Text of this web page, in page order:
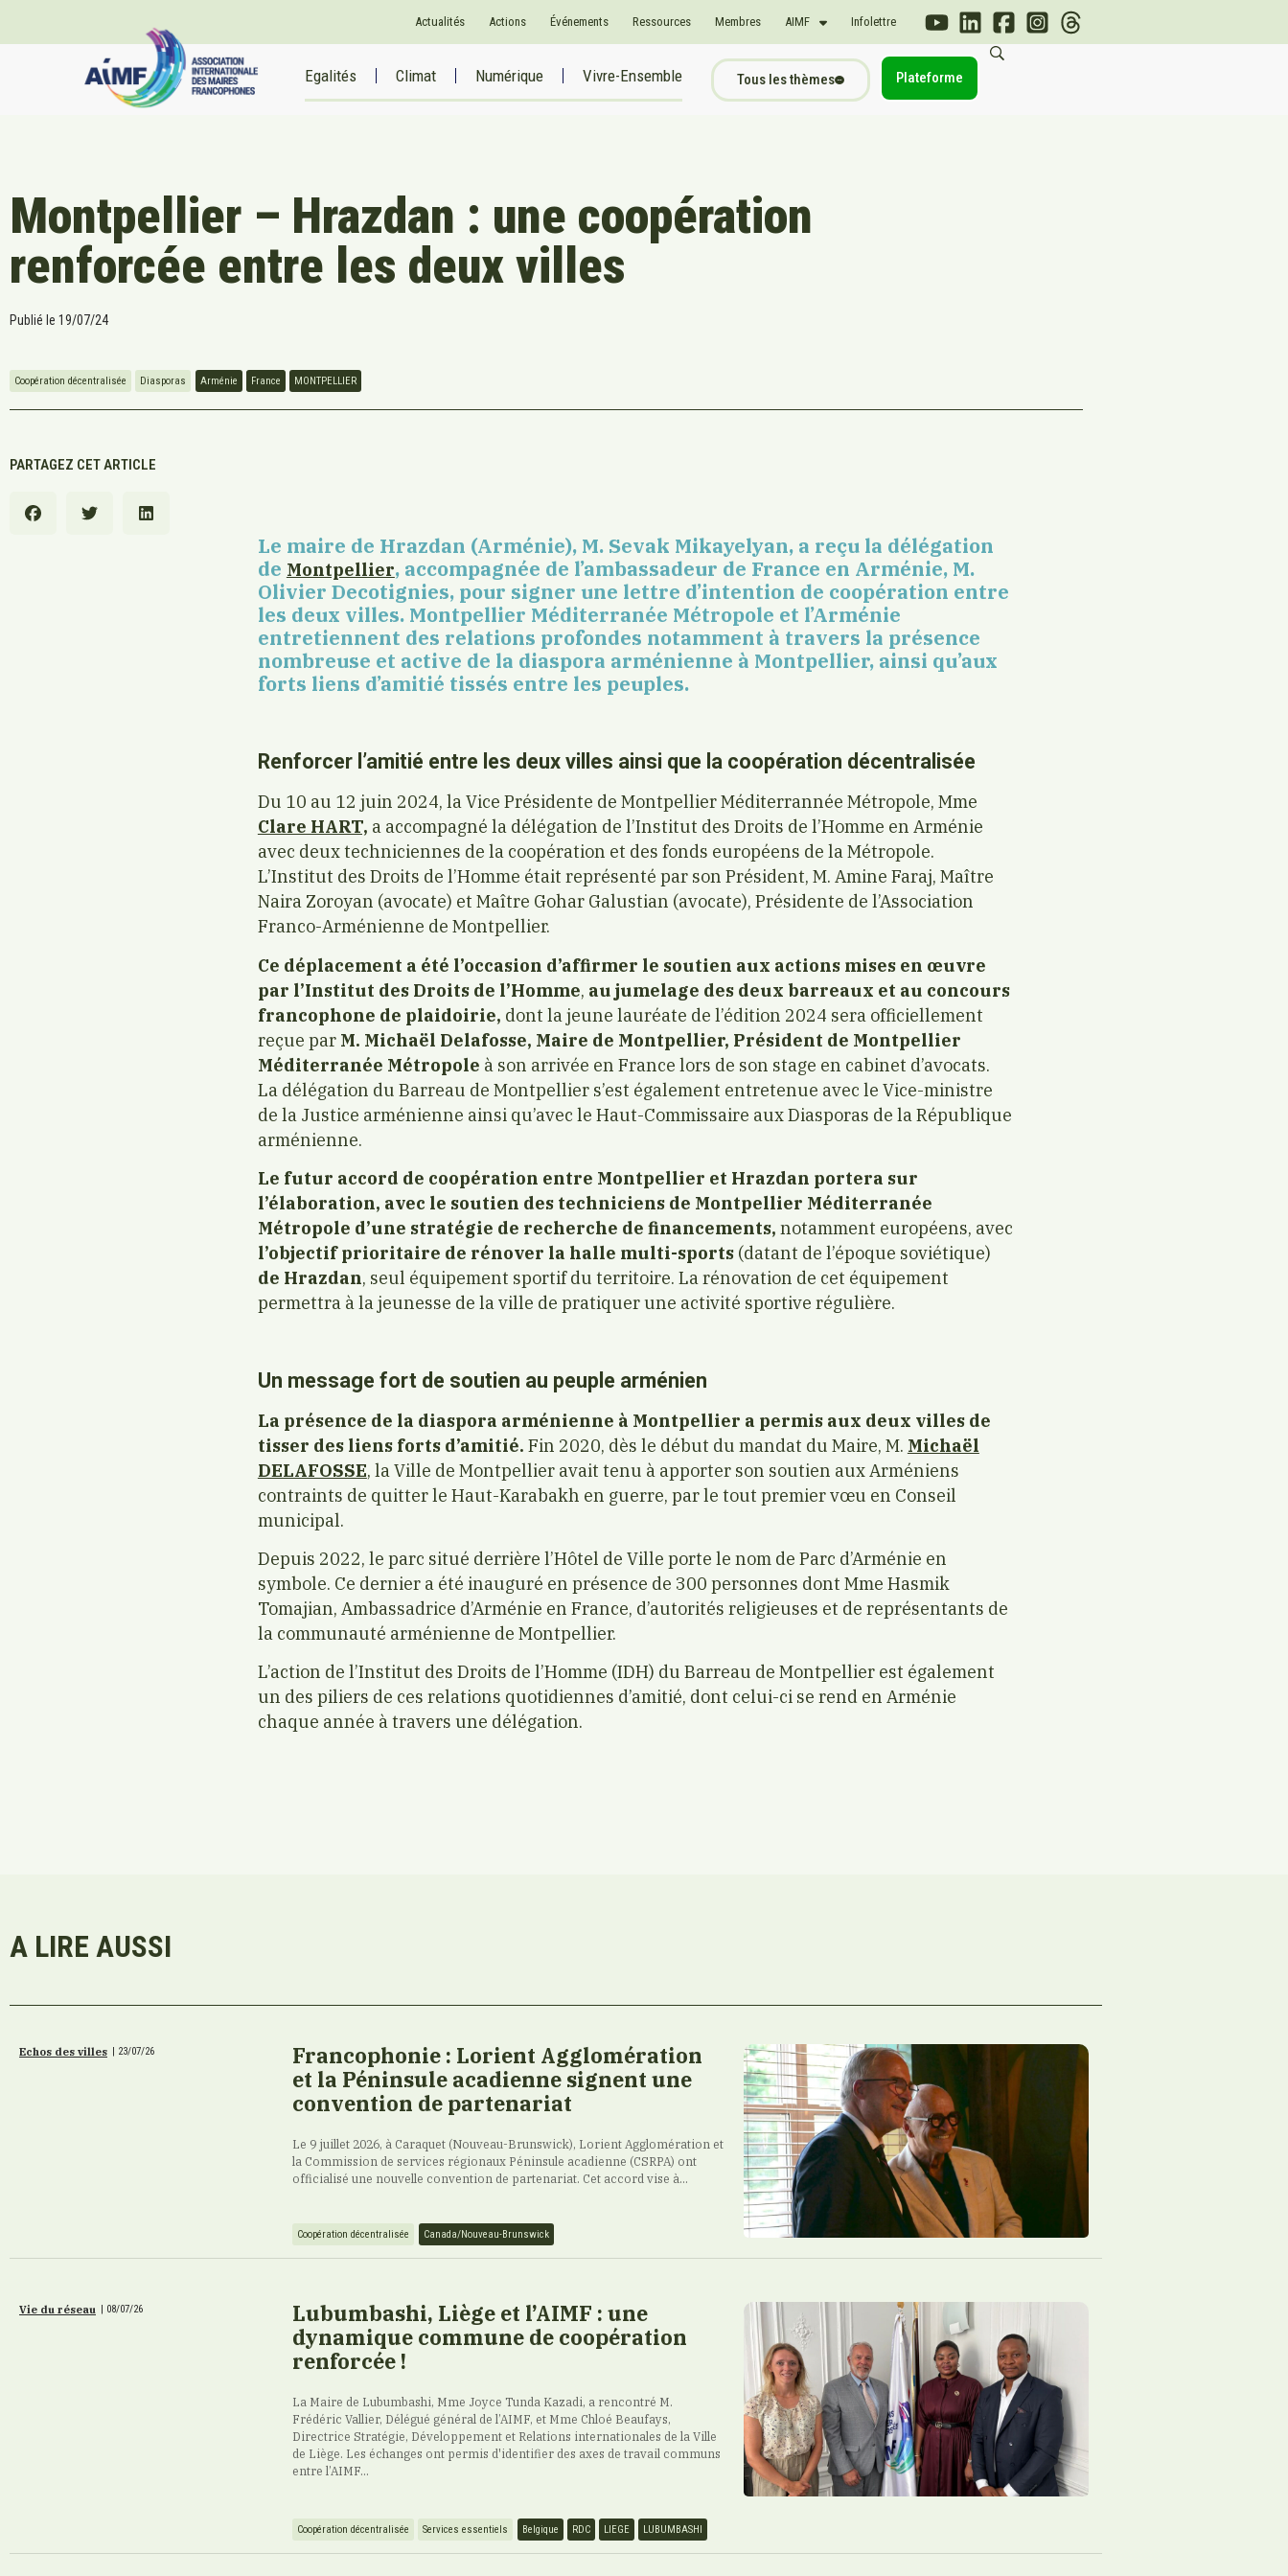
Actualités Actions Événements Ressources Membres AIMF Infolettre
Egalités Climat Numérique Vivre-Ensemble Tous les thèmes Plateforme
Montpellier – Hrazdan : une coopération
renforcée entre les deux villes
Publié le 19/07/24
Coopération décentralisée Diasporas Arménie France MONTPELLIER
PARTAGEZ CET ARTICLE
Le maire de Hrazdan (Arménie), M. Sevak Mikayelyan, a reçu la délégation
de Montpellier, accompagnée de l’ambassadeur de France en Arménie, M.
Olivier Decotignies, pour signer une lettre d’intention de coopération entre
les deux villes. Montpellier Méditerranée Métropole et l’Arménie
entretiennent des relations profondes notamment à travers la présence
nombreuse et active de la diaspora arménienne à Montpellier, ainsi qu’aux
forts liens d’amitié tissés entre les peuples.
Renforcer l’amitié entre les deux villes ainsi que la coopération décentralisée
Du 10 au 12 juin 2024, la Vice Présidente de Montpellier Méditerrannée Métropole, Mme
Clare HART, a accompagné la délégation de l’Institut des Droits de l’Homme en Arménie
avec deux techniciennes de la coopération et des fonds européens de la Métropole.
L’Institut des Droits de l’Homme était représenté par son Président, M. Amine Faraj, Maître
Naira Zoroyan (avocate) et Maître Gohar Galustian (avocate), Présidente de l’Association
Franco-Arménienne de Montpellier.
Ce déplacement a été l’occasion d’affirmer le soutien aux actions mises en œuvre
par l’Institut des Droits de l’Homme, au jumelage des deux barreaux et au concours
francophone de plaidoirie, dont la jeune lauréate de l’édition 2024 sera officiellement
reçue par M. Michaël Delafosse, Maire de Montpellier, Président de Montpellier
Méditerranée Métropole à son arrivée en France lors de son stage en cabinet d’avocats.
La délégation du Barreau de Montpellier s’est également entretenue avec le Vice-ministre
de la Justice arménienne ainsi qu’avec le Haut-Commissaire aux Diasporas de la République
arménienne.
Le futur accord de coopération entre Montpellier et Hrazdan portera sur
l’élaboration, avec le soutien des techniciens de Montpellier Méditerranée
Métropole d’une stratégie de recherche de financements, notamment européens, avec
l’objectif prioritaire de rénover la halle multi-sports(datant de l’époque soviétique)
de Hrazdan, seul équipement sportif du territoire. La rénovation de cet équipement
permettra à la jeunesse de la ville de pratiquer une activité sportive régulière.
Un message fort de soutien au peuple arménien
La présence de la diaspora arménienne à Montpellier a permis aux deux villes de
tisser des liens forts d’amitié. Fin 2020, dès le début du mandat du Maire, M. Michaël
DELAFOSSE, la Ville de Montpellier avait tenu à apporter son soutien aux Arméniens
contraints de quitter le Haut-Karabakh en guerre, par le tout premier vœu en Conseil
municipal.
Depuis 2022, le parc situé derrière l’Hôtel de Ville porte le nom de Parc d’Arménie en
symbole. Ce dernier a été inauguré en présence de 300 personnes dont Mme Hasmik
Tomajian, Ambassadrice d’Arménie en France, d’autorités religieuses et de représentants de
la communauté arménienne de Montpellier.
L’action de l’Institut des Droits de l’Homme (IDH) du Barreau de Montpellier est également
un des piliers de ces relations quotidiennes d’amitié, dont celui-ci se rend en Arménie
chaque année à travers une délégation.
A LIRE AUSSI
Echos des villes | 23/07/26
Francophonie : Lorient Agglomération
et la Péninsule acadienne signent une
convention de partenariat
Le 9 juillet 2026, à Caraquet (Nouveau-Brunswick), Lorient Agglomération et
la Commission de services régionaux Péninsule acadienne (CSRPA) ont
officialisé une nouvelle convention de partenariat. Cet accord vise à...
Coopération décentralisée Canada/Nouveau-Brunswick
Vie du réseau 08/07/26
Lubumbashi, Liège et l’AIMF : une
dynamique commune de coopération
renforcée !
La Maire de Lubumbashi, Mme Joyce Tunda Kazadi, a rencontré M.
Frédéric Vallier, Délégué général de l’AIMF, et Mme Chloé Beaufays,
Directrice Stratégie, Développement et Relations internationales de la Ville
de Liège. Les échanges ont permis d'identifier des axes de travail communs
entre l’AIMF...
Coopération décentralisée Services essentiels Belgique RDC LIEGE LUBUMBASHI